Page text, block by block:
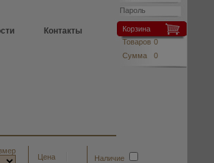
Корзина
Товаров 0
Сумма
0
Контакты
Цена Наличие